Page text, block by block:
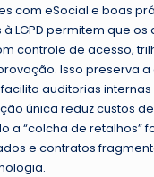
com eSocial e boas
LGPD permitem que os
controle de acesso,
Isso preserva a
auditorias internas
única reduz custos
a “colcha de retalhos”
e contratos